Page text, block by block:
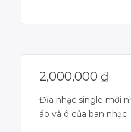
2,000,000 ₫
Đĩa nhạc single mới
áo và ô của ban nhạc